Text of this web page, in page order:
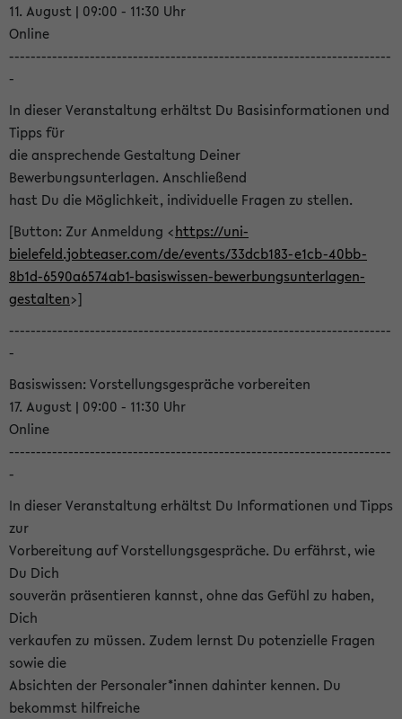
11. August | 09:00 - 11:30 Uhr
Online
-----------------------------------------------------------------------
-
In dieser Veranstaltung erhältst Du Basisinformationen und
Tipps für
die ansprechende Gestaltung Deiner
Bewerbungsunterlagen. Anschließend
hast Du die Möglichkeit, individuelle Fragen zu stellen.
[Button: Zur Anmeldung <https://uni-
bielefeld.jobteaser.com/de/events/33dcb183-e1cb-40bb-
8b1d-6590a6574ab1-basiswissen-bewerbungsunterlagen-
gestalten>]
-----------------------------------------------------------------------
-
Basiswissen: Vorstellungsgespräche vorbereiten
17. August | 09:00 - 11:30 Uhr
Online
-----------------------------------------------------------------------
-
In dieser Veranstaltung erhältst Du Informationen und Tipps
zur
Vorbereitung auf Vorstellungsgespräche. Du erfährst, wie
Du Dich
souverän präsentieren kannst, ohne das Gefühl zu haben,
Dich
verkaufen zu müssen. Zudem lernst Du potenzielle Fragen
sowie die
Absichten der Personaler*innen dahinter kennen. Du
bekommst hilfreiche